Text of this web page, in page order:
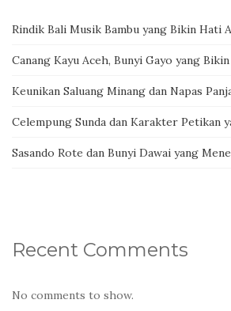
Rindik Bali Musik Bambu yang Bikin Hati
Canang Kayu Aceh, Bunyi Gayo yang
Keunikan Saluang Minang dan Napas
Celempung Sunda dan Karakter Petikan
Sasando Rote dan Bunyi Dawai yang
Recent Comments
No comments to show.